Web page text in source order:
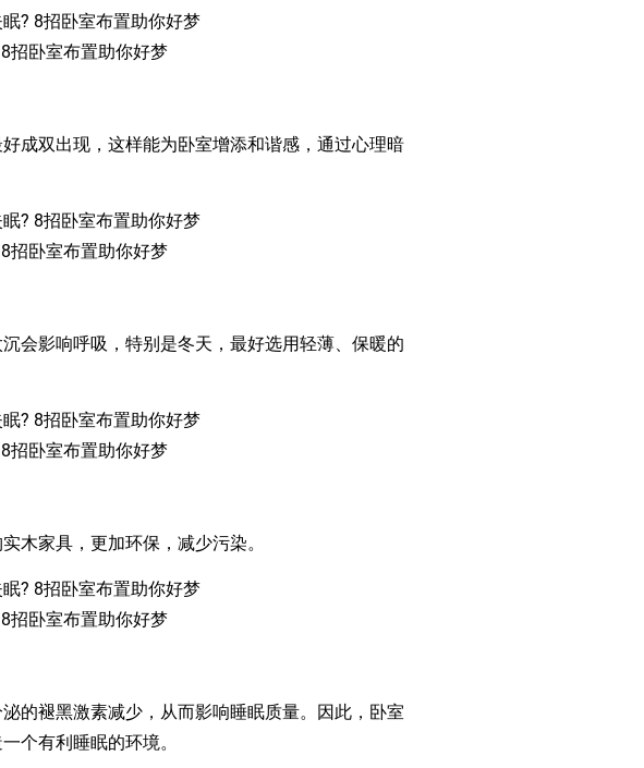
卧室布置助你好梦
出现，这样能为卧室增添和谐感，通过心理暗
卧室布置助你好梦
影响呼吸，特别是冬天，最好选用轻薄、保暖的
卧室布置助你好梦
家具，更加环保，减少污染。
卧室布置助你好梦
黑激素减少，从而影响睡眠质量。因此，卧室
个有利睡眠的环境。